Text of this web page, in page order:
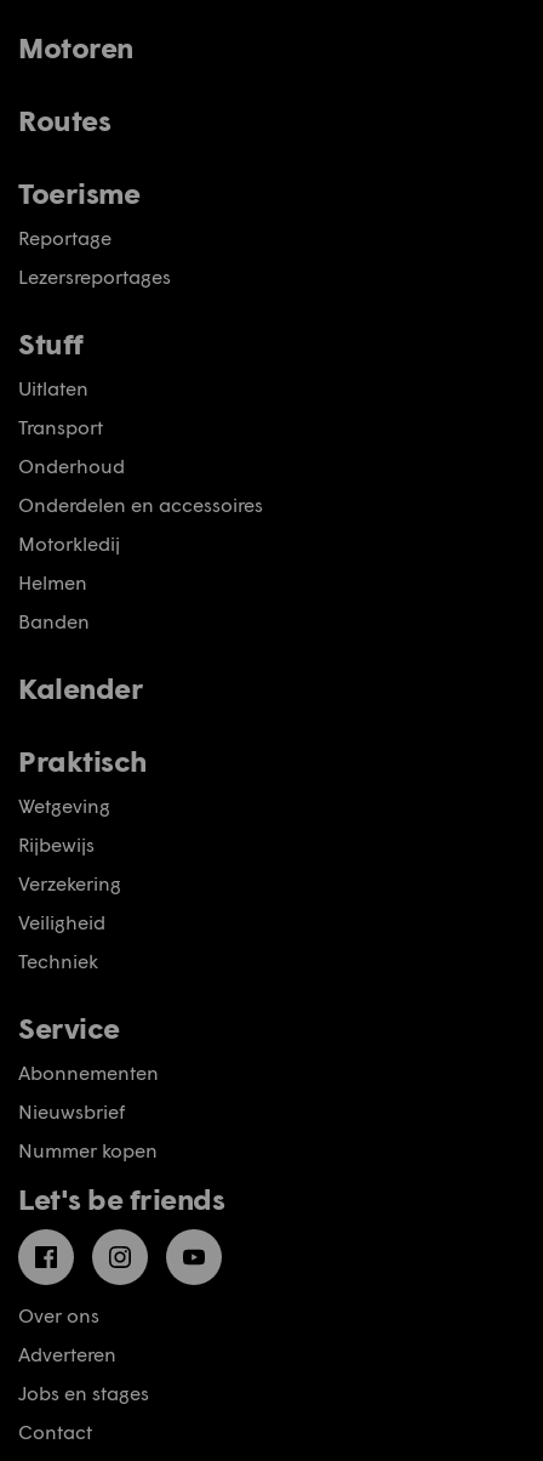
Motoren
Routes
Toerisme
Reportage
Lezersreportages
Stuff
Uitlaten
Transport
Onderhoud
Onderdelen en accessoires
Motorkledij
Helmen
Banden
Kalender
Praktisch
Wetgeving
Rijbewijs
Verzekering
Veiligheid
Techniek
Service
Abonnementen
Nieuwsbrief
Nummer kopen
Let's be friends
FacebookInstagramYouTube
Over ons
Adverteren
Jobs en stages
Contact